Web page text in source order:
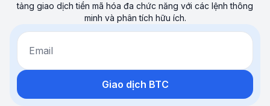
tảng giao dịch tiền mã hóa đa chức năng với các lệnh thông
minh và phân tích hữu ích.
Email
Giao dịch BTC